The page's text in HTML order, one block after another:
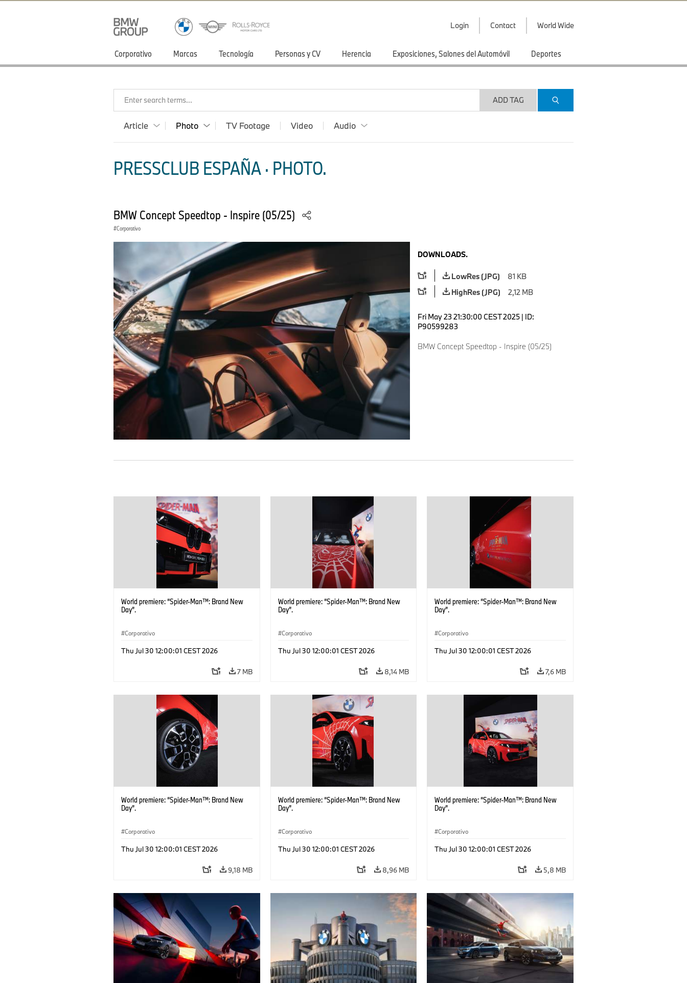
Login Contact World Wide
Corporativo Marcas Tecnología Personas y CV Herencia Exposiciones, Salones del Automóvil Deportes
Enter search terms... ADD TAG
Article Photo TV Footage Video Audio
PRESSCLUB ESPAÑA · PHOTO.
BMW Concept Speedtop - Inspire (05/25)
Corporativo
DOWNLOADS.
LowRes (JPG)
81 KB
HighRes (JPG)
2,12 MB
Fri May 23 21:30:00 CEST 2025 | ID:
P90599283
BMW Concept Speedtop - Inspire (05/25)
World premiere: “Spider-Man™: Brand New
Day”.
Corporativo
Thu Jul 30 12:00:01 CEST 2026
7 MB
World premiere: “Spider-Man™: Brand New
Day”.
Corporativo
Thu Jul 30 12:00:01 CEST 2026
8,14 MB
World premiere: “Spider-Man™: Brand New
Day”.
Corporativo
Thu Jul 30 12:00:01 CEST 2026
7,6 MB
World premiere: “Spider-Man™: Brand New
Day”.
Corporativo
Thu Jul 30 12:00:01 CEST 2026
9,18 MB
World premiere: “Spider-Man™: Brand New
Day”.
Corporativo
Thu Jul 30 12:00:01 CEST 2026
8,96 MB
World premiere: “Spider-Man™: Brand New
Day”.
Corporativo
Thu Jul 30 12:00:01 CEST 2026
5,8 MB